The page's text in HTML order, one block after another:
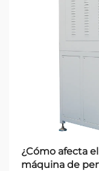
¿Cómo afecta
máquina de